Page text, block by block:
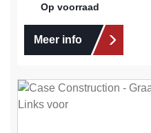
Op voorraad
Meer info